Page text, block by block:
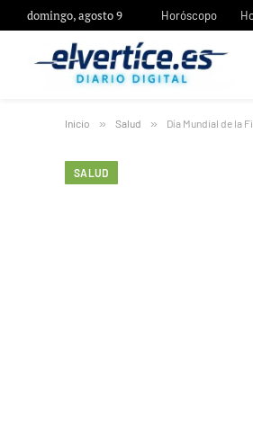
domingo, agosto 9 Horóscopo
Inicio » Salud » Día Mundial de la
SALUD